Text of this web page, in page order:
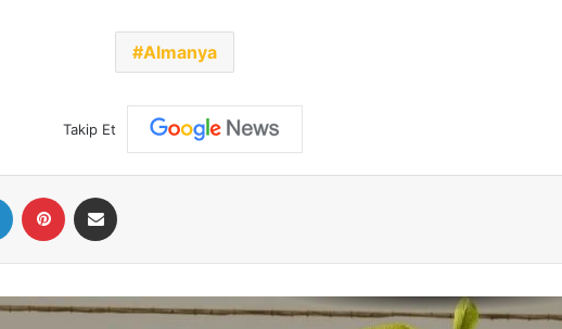
Almanya
Takip Et
LinkedIn Pinterest
Almanya’da Güneş Enerjisi Elektrik
Geliştirildi